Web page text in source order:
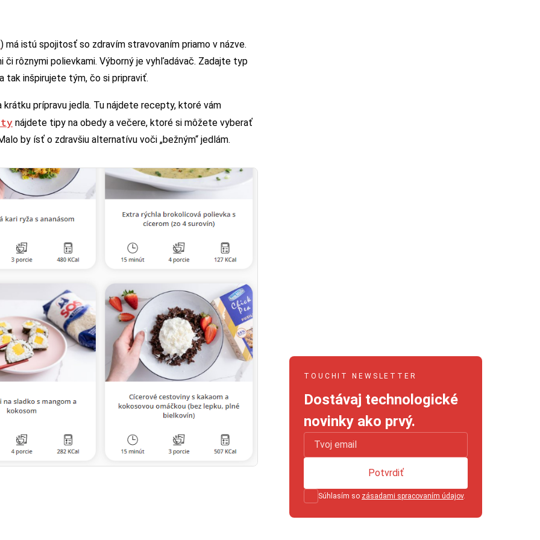
) má istú spojitosť so zdravím stravovaním priamo v názve.
rôznymi polievkami. Výborný je vyhľadávač. Zadajte typ
tak inšpirujete tým, čo si pripraviť.
prípravu jedla. Tu nájdete recepty, ktoré vám
nájdete tipy na obedy a večere, ktoré si môžete vyberať
by ísť o zdravšiu alternatívu voči „bežným“ jedlám.
TOUCHIT NEWSLETTER
Dostávaj technologické
novinky ako prvý.
Súhlasím so zásadami spracovaním údajov.
Potvrdiť